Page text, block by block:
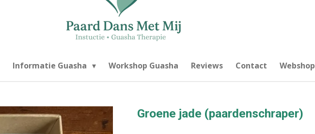
Informatie Guasha Workshop Guasha Reviews Contact Webshop
Groene jade (paardenschraper)